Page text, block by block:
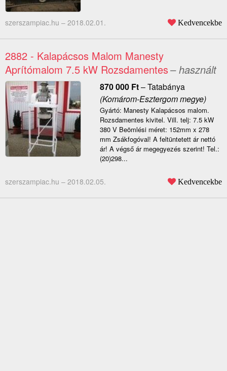
szerszampiac.hu – 2018.02.01. Kedvencekbe
2882 - Kalapácsos Malom Manesty
Aprítómalom 7.5 kW Rozsdamentes– használt
870 000 Ft–Tatabánya
(Komárom-Esztergom megye)
Gyártó: Manesty Kalapácsos malom.
Rozsdamentes kivitel. Vill. telj: 7.5 kW
380 V Beömlési méret: 152mm x 278
mm Zsákfogóval! A feltüntetett ár nettó
ár! A végső ár megegyezés szerint! Tel.:
(20)298...
szerszampiac.hu – 2018.02.05. Kedvencekbe